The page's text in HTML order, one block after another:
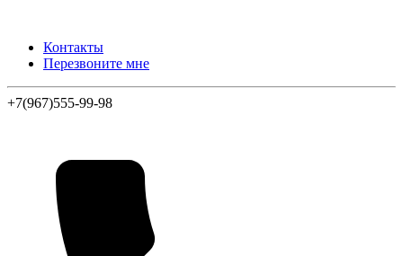
Контакты
Перезвоните мне
+7(967)555-99-98